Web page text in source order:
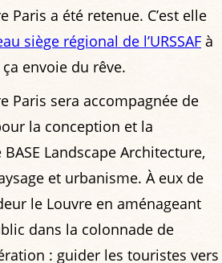
Paris a été retenue. C’est elle
siège régional de l’URSSAF à
envoie du rêve.
Paris sera accompagnée de
la conception et la
Landscape Architecture,
et urbanisme. À eux de
le Louvre en aménageant
dans la colonnade de
: guider les touristes vers